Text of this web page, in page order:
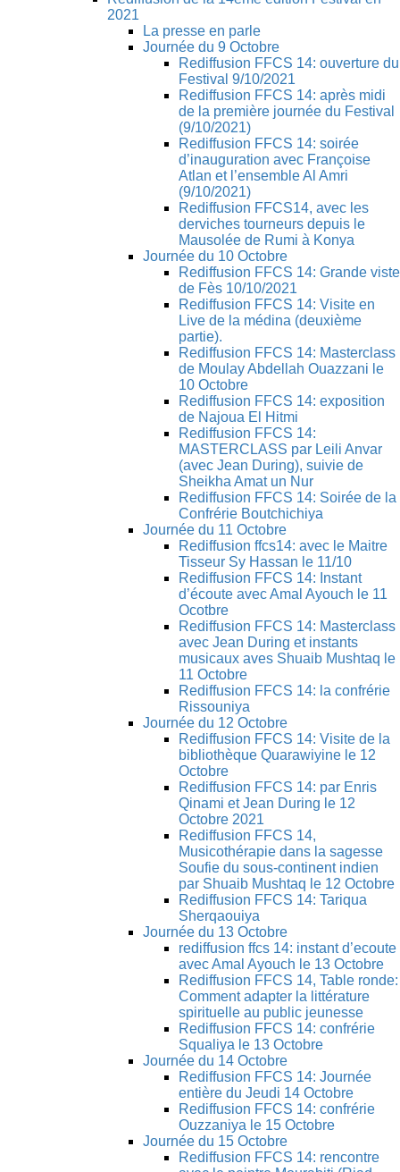
2021
La presse en parle
Journée du 9 Octobre
Rediffusion FFCS 14: ouverture du
Festival 9/10/2021
Rediffusion FFCS 14: après midi
de la première journée du Festival
(9/10/2021)
Rediffusion FFCS 14: soirée
d’inauguration avec Françoise
Atlan et l’ensemble Al Amri
(9/10/2021)
Rediffusion FFCS14, avec les
derviches tourneurs depuis le
Mausolée de Rumi à Konya
Journée du 10 Octobre
Rediffusion FFCS 14: Grande viste
de Fès 10/10/2021
Rediffusion FFCS 14: Visite en
Live de la médina (deuxième
partie).
Rediffusion FFCS 14: Masterclass
de Moulay Abdellah Ouazzani le
10 Octobre
Rediffusion FFCS 14: exposition
de Najoua El Hitmi
Rediffusion FFCS 14:
MASTERCLASS par Leili Anvar
(avec Jean During), suivie de
Sheikha Amat un Nur
Rediffusion FFCS 14: Soirée de la
Confrérie Boutchichiya
Journée du 11 Octobre
Rediffusion ffcs14: avec le Maitre
Tisseur Sy Hassan le 11/10
Rediffusion FFCS 14: Instant
d’écoute avec Amal Ayouch le 11
Ocotbre
Rediffusion FFCS 14: Masterclass
avec Jean During et instants
musicaux aves Shuaib Mushtaq le
11 Octobre
Rediffusion FFCS 14: la confrérie
Rissouniya
Journée du 12 Octobre
Rediffusion FFCS 14: Visite de la
bibliothèque Quarawiyine le 12
Octobre
Rediffusion FFCS 14: par Enris
Qinami et Jean During le 12
Octobre 2021
Rediffusion FFCS 14,
Musicothérapie dans la sagesse
Soufie du sous-continent indien
par Shuaib Mushtaq le 12 Octobre
Rediffusion FFCS 14: Tariqua
Sherqaouiya
Journée du 13 Octobre
rediffusion ffcs 14: instant d’ecoute
avec Amal Ayouch le 13 Octobre
Rediffusion FFCS 14, Table ronde:
Comment adapter la littérature
spirituelle au public jeunesse
Rediffusion FFCS 14: confrérie
Squaliya le 13 Octobre
Journée du 14 Octobre
Rediffusion FFCS 14: Journée
entière du Jeudi 14 Octobre
Rediffusion FFCS 14: confrérie
Ouzzaniya le 15 Octobre
Journée du 15 Octobre
Rediffusion FFCS 14: rencontre